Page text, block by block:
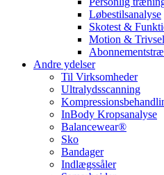
Løbestilsanalyse
Skotest &
Motion & Trivsel
Andre ydelser
Til Virksomheder
Ultralydsscanning
InBody Kropsanalyse
Balancewear®
Sko
Bandager
Indlægssåler